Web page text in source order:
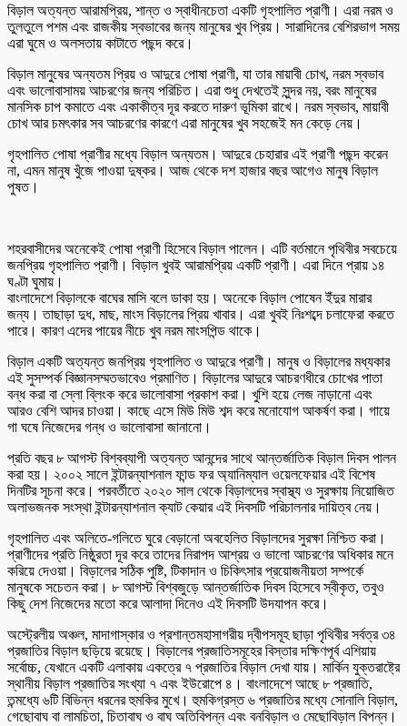
বিড়াল অত্যন্ত আরামপ্রিয়, শান্ত ও স্বাধীনচেতা একটি গৃহপালিত প্রাণী। এরা নরম ও
তুলতুলে পশম এবং রাজকীয় স্বভাবের জন্য মানুষের খুব প্রিয়। সারাদিনের বেশিরভাগ সময়
এরা ঘুমে ও অলসতায় কাটাতে পছন্দ করে।
বিড়াল মানুষের অন্যতম প্রিয় ও আদুরে পোষা প্রাণী, যা তার মায়াবী চোখ, নরম স্বভাব
এবং ভালোবাসাময় আচরণের জন্য পরিচিত। এরা শুধু দেখতেই সুন্দর নয়, বরং মানুষের
মানসিক চাপ কমাতে এবং একাকীত্ব দূর করতে দারুণ ভূমিকা রাখে। নরম স্বভাব, মায়াবী
চোখ আর চমৎকার সব আচরণের কারণে এরা মানুষের খুব সহজেই মন কেড়ে নেয়।
গৃহপালিত পোষা প্রাণীর মধ্যে বিড়াল অন্যতম। আদুরে চেহারার এই প্রাণী পছন্দ করেন
না, এমন মানুষ খুঁজে পাওয়া দুষ্কর। আজ থেকে দশ হাজার বছর আগেও মানুষ বিড়াল
পুষত।
শহরবাসীদের অনেকেই পোষা প্রাণী হিসেবে বিড়াল পালেন। এটি বর্তমানে পৃথিবীর সবচেয়ে
জনপ্রিয় গৃহপালিত প্রাণী। বিড়াল খুবই আরামপ্রিয় একটি প্রাণী। এরা দিনে প্রায় ১৪
ঘণ্টা ঘুমায়।
বাংলাদেশে বিড়ালকে বাঘের মাসি বলে ডাকা হয়। অনেকে বিড়াল পোষেন ইঁদুর মারার
জন্য। তাছাড়া দুধ, মাছ, মাংস বিড়ালের প্রিয় খাবার। এরা খুবই নিঃশব্দে চলাফেরা করতে
পারে। কারণ এদের পায়ের নীচে খুব নরম মাংসপিন্ড থাকে।
বিড়াল একটি অত্যন্ত জনপ্রিয় গৃহপালিত ও আদুরে প্রাণী। মানুষ ও বিড়ালের মধ্যকার
এই সুসম্পর্ক বিজ্ঞানসম্মতভাবেও প্রমাণিত। বিড়ালের আদুরে আচরণধীরে চোখের পাতা
বন্ধ করা বা স্লো ব্লিংক করে ভালোবাসা প্রকাশ করা। খুশি হয়ে লেজ নাড়ানো এবং
আরও বেশি আদর চাওয়া। কাছে এসে মিউ মিউ শব্দ করে মনোযোগ আকর্ষণ করা। গায়ে
গা ঘষে নিজেদের গন্ধ ও ভালোবাসা জানানো।
প্রতি বছর ৮ আগস্ট বিশ্বব্যাপী অত্যন্ত আনন্দের সাথে আন্তর্জাতিক বিড়াল দিবস পালন
করা হয়। ২০০২ সালে ইন্টারন্যাশনাল ফান্ড ফর অ্যানিম্যাল ওয়েলফেয়ার এই বিশেষ
দিনটির সূচনা করে। পরবর্তীতে ২০২০ সাল থেকে বিড়ালদের স্বাস্থ্য ও সুরক্ষায় নিয়োজিত
অলাভজনক সংস্থা ইন্টারন্যাশনাল ক্যাট কেয়ার এই দিবসটি পরিচালনার দায়িত্ব নেয়।
গৃহপালিত এবং অলিতে-গলিতে ঘুরে বেড়ানো অবহেলিত বিড়ালদের সুরক্ষা নিশ্চিত করা।
প্রাণীদের প্রতি নিষ্ঠুরতা দূর করে তাদের নিরাপদ আশ্রয় ও ভালো আচরণের অধিকার মনে
করিয়ে দেওয়া। বিড়ালের সঠিক পুষ্টি, টিকাদান ও চিকিৎসার প্রয়োজনীয়তা সম্পর্কে
মানুষকে সচেতন করা। ৮ আগস্ট বিশ্বজুড়ে আন্তর্জাতিক দিবস হিসেবে স্বীকৃত, তবুও
কিছু দেশ নিজেদের মতো করে আলাদা দিনেও এই দিবসটি উদযাপন করে।
অস্ট্রেলীয় অঞ্চল, মাদাগাস্কার ও প্রশান্তমহাসাগরীয় দ্বীপসমূহ ছাড়া পৃথিবীর সর্বত্র ৩৪
প্রজাতির বিড়াল ছড়িয়ে রয়েছে। বিড়ালের প্রজাতিসমূহের বিস্তার দক্ষিণপূর্ব এশিয়ায়
সর্বোচ্চ, যেখানে একটি এলাকায় একত্রে ৭ প্রজাতির বিড়াল দেখা যায়। মার্কিন যুক্তরাষ্ট্রে
স্থানীয় বিড়াল প্রজাতির সংখ্যা ৭ এবং ইউরোপে ৪। বাংলাদেশে আছে ৮ প্রজাতি,
তন্মধ্যে ৬টি বিভিন্ন ধরনের হুমকির মুখে। হুমকিগ্রস্ত ৬ প্রজাতির মধ্যে সোনালি বিড়াল,
গেছোবাঘ বা লামচিতা, চিতাবাঘ ও বাঘ অতিবিপন্ন এবং বনবিড়াল ও মেছোবিড়াল বিপন্ন।